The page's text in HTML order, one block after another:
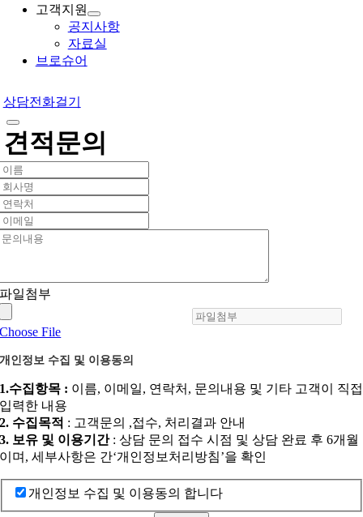
고객지원
공지사항
자료실
브로슈어
상담전화걸기
견적문의
파일첨부
Choose File
개인정보 수집 및 이용동의
1.수집항목 : 이름, 이메일, 연락처, 문의내용 및 기타 고객이 직접
입력한 내용
2. 수집목적 : 고객문의 ,접수, 처리결과 안내
3. 보유 및 이용기간: 상담 문의 접수 시점 및 상담 완료 후 6개월
이며, 세부사항은 간‘개인정보처리방침’을 확인
개인정보 수집 및 이용동의 합니다